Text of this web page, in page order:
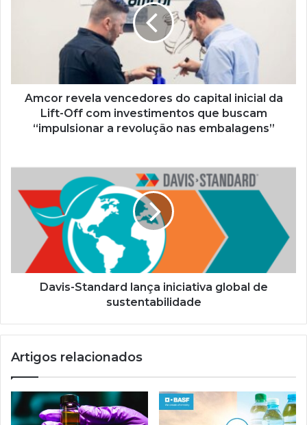
Off
com
investimentos
a
nas
embalagens”
Amcor revela vencedores do capital inicial da
Lift-Off com investimentos que buscam
“impulsionar a revolução nas embalagens”
Standard
iniciativa
global
sustentabilidade
Davis-Standard lança iniciativa global de
sustentabilidade
Artigos relacionados